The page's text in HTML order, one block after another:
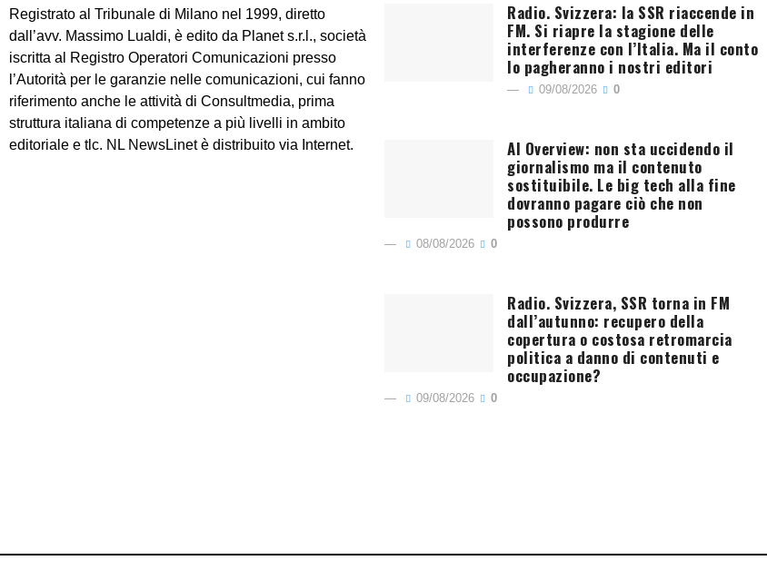
Registrato al Tribunale di Milano nel 1999, diretto
dall’avv. Massimo Lualdi, è edito da Planet s.r.l., società
iscritta al Registro Operatori Comunicazioni presso
l’Autorità per le garanzie nelle comunicazioni, cui fanno
riferimento anche le attività di Consultmedia, prima
struttura italiana di competenze a più livelli in ambito
editoriale e tlc. NL NewsLinet è distribuito via Internet.
Radio. Svizzera: la SSR riaccende in
FM. Si riapre la stagione delle
interferenze con l’Italia. Ma il conto
lo pagheranno i nostri editori
09/08/2026 0
AI Overview: non sta uccidendo il
giornalismo ma il contenuto
sostituibile. Le big tech alla fine
dovranno pagare ciò che non
possono produrre
08/08/2026 0
Radio. Svizzera, SSR torna in FM
dall’autunno: recupero della
copertura o costosa retromarcia
politica a danno di contenuti e
occupazione?
09/08/2026 0